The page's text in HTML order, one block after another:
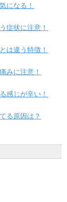
になる！
症状に注意！
は違う特徴！
みに注意！
感じが辛い！
る原因は？